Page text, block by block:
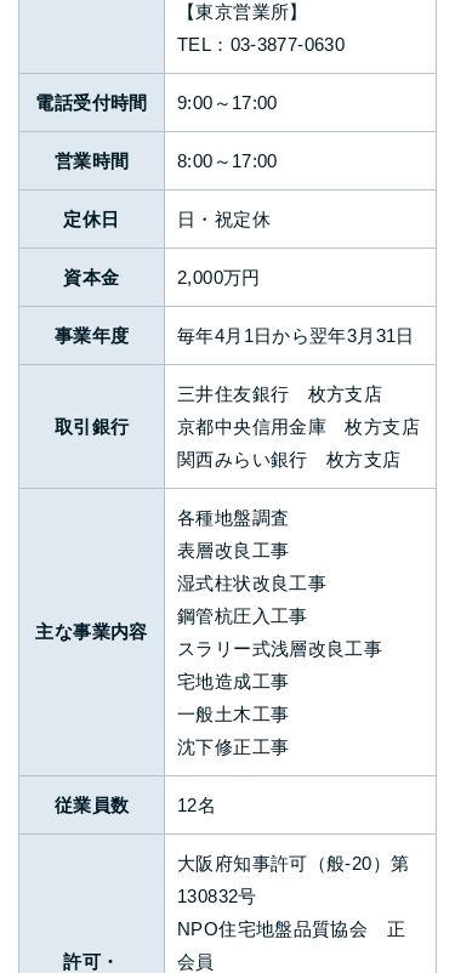
【東京営業所】
TEL： 03-3877-0630
電話受付時間 9:00～17:00
営業時間 8:00～17:00
定休日 日・祝定休
資本金 2,000万円
事業年度 毎年4月1日から翌年3月31日
取引銀行
三井住友銀行 枚方支店
京都中央信用金庫 枚方支店
関西みらい銀行 枚方支店
主な事業内容
各種地盤調査
表層改良工事
湿式柱状改良工事
鋼管杭圧入工事
スラリー式浅層改良工事
宅地造成工事
一般土木工事
沈下修正工事
従業員数 12名
許可・
大阪府知事許可（般-20）第
130832号
NPO住宅地盤品質協会 正
会員